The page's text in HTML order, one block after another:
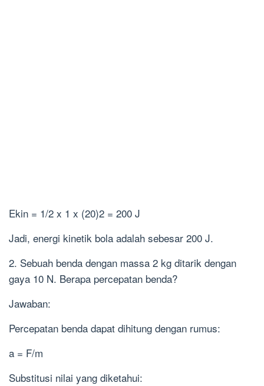
Ekin = 1/2 x 1 x (20)2 = 200 J
Jadi, energi kinetik bola adalah sebesar 200 J.
2. Sebuah benda dengan massa 2 kg ditarik dengan
gaya 10 N. Berapa percepatan benda?
Jawaban:
Percepatan benda dapat dihitung dengan rumus:
a = F/m
Substitusi nilai yang diketahui: